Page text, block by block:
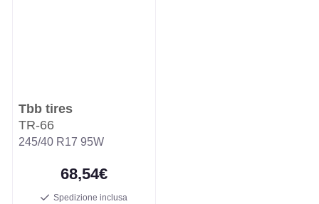
Tbb tires
TR-66
245/40 R17 95W
68,54€
Spedizione inclusa